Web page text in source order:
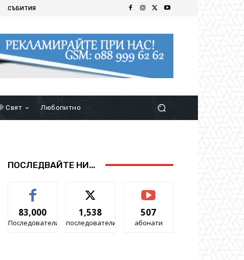
СЪБИТИЯ
Свят Любопитно
ПОСЛЕДВАЙТЕ НИ...
83,000
Последователи
1,538
последователи
507
абонати